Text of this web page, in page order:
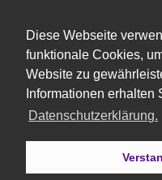
Diese Webseite
funktionale Cookies,
Website zu
Informationen erhalten
Datenschutzerklärung.